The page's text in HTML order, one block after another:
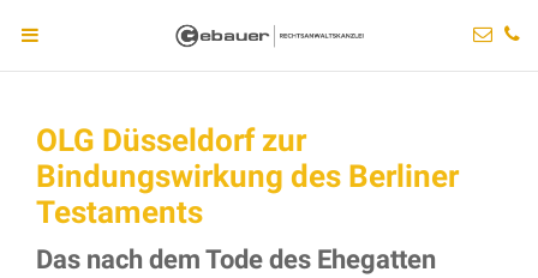
OLG Düsseldorf zur
Bindungswirkung des Berliner
Testaments
Das nach dem Tode des Ehegatten